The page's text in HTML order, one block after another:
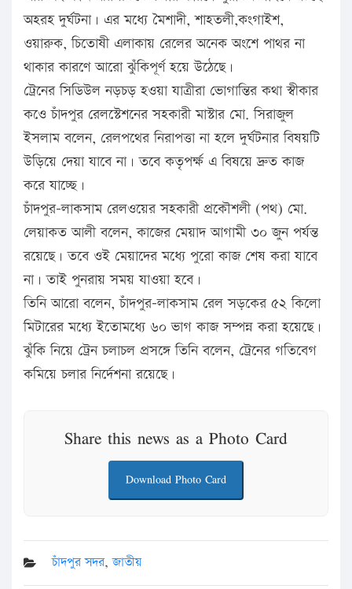
অহরহ দুর্ঘটনা। এর মধ্যে মৈশাদী, শাহতলী,কংগাইশ,
ওয়ারুক, চিতোষী এলাকায় রেলের অনেক অংশে পাথর না
থাকার কারণে আরো ঝুঁকিপূর্ণ হয়ে উঠেছে।
ট্রেনের সিডিউল নড়চড় হওয়া যাত্রীরা ভোগান্তির কথা স্বীকার
কওে চাঁদপুর রেলস্টেশনের সহকারী মাস্টার মো. সিরাজুল
ইসলাম বলেন, রেলপথের নিরাপত্তা না হলে দুর্ঘটনার বিষয়টি
উড়িয়ে দেয়া যাবে না। তবে কতৃপর্ক্ষ এ বিষয়ে দ্রুত কাজ
করে যাচ্ছে।
চাঁদপুর-লাকসাম রেলওয়ের সহকারী প্রকৌশলী (পথ) মো.
লেয়াকত আলী বলেন, কাজের মেয়াদ আগামী ৩০ জুন পর্যন্ত
রয়েছে। তবে ওই মেয়াদের মধ্যে পুরো কাজ শেষ করা যাবে
না। তাই পুনরায় সময় যাওয়া হবে।
তিনি আরো বলেন, চাঁদপুর-লাকসাম রেল সড়কের ৫২ কিলো
মিটারের মধ্যে ইতোমধ্যে ৬০ ভাগ কাজ সম্পন্ন করা হয়েছে।
ঝুঁকি নিয়ে ট্রেন চলাচল প্রসঙ্গে তিনি বলেন, ট্রেনের গতিবেগ
কমিয়ে চলার নির্দেশনা রয়েছে।
Share this news as a Photo Card
Download Photo Card
চাঁদপুর সদর,জাতীয়